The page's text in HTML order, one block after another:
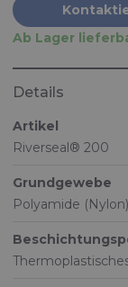
Ab Lager
Details
Artikel
Riverseal® 200
Grundgewebe
Polyamide